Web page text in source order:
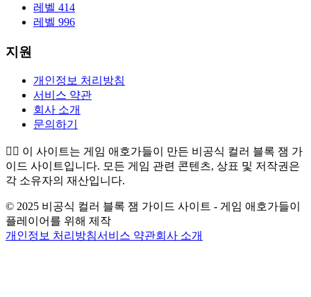
레벨 414
레벨 996
지원
개인정보 처리방침
서비스 약관
회사 소개
문의하기
👉🏻 이 사이트는 게임 애호가들이 만든 비공식 컬러 블록 잼 가
이드 사이트입니다. 모든 게임 관련 콘텐츠, 상표 및 저작권은
각 소유자의 재산입니다.
© 2025 비공식 컬러 블록 잼 가이드 사이트 - 게임 애호가들이
플레이어를 위해 제작
개인정보 처리방침서비스 약관회사 소개